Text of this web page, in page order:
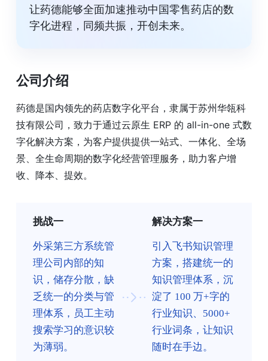
让药德能够全面加速推动中国零售药店的数
字化进程，同频共振，开创未来。
公司介绍
药德是国内领先的药店数字化平台，隶属于苏州华瓴科
技有限公司，致力于通过云原生 ERP 的 all-in-one 式数
字化解决方案，为客户提供提供一站式、一体化、全场
景、全生命周期的数字化经营管理服务，助力客户增
收、降本、提效。
挑战一
外采第三方系统管
理公司内部的知
识，储存分散，缺
乏统一的分类与管
理体系，员工主动
搜索学习的意识较
为薄弱。
解决方案一
引入飞书知识管理
方案，搭建统一的
知识管理体系，沉
淀了 100 万+字的
行业知识、5000+
行业词条，让知识
随时在手边。